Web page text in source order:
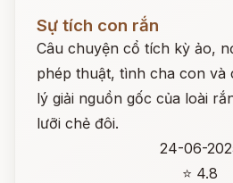
Sự tích con rắn
Câu chuyện cổ tích kỳ ảo,
phép thuật, tình cha con và
lý giải nguồn gốc của loài
lưỡi chẻ đôi.
24-06-
⭐ 4.8